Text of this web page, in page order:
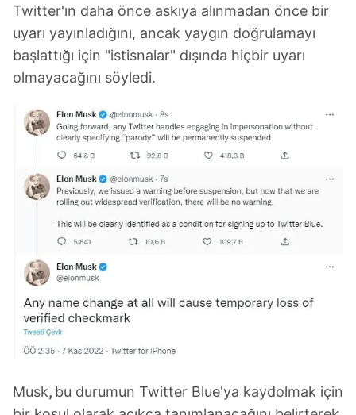
Twitter'ın daha önce askıya alınmadan önce bir
uyarı yayınladığını, ancak yaygın doğrulamayı
başlattığı için "istisnalar" dışında hiçbir uyarı
olmayacağını söyledi.
Musk, bu durumun Twitter Blue'ya kaydolmak için